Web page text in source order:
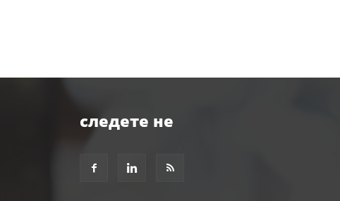
следете не